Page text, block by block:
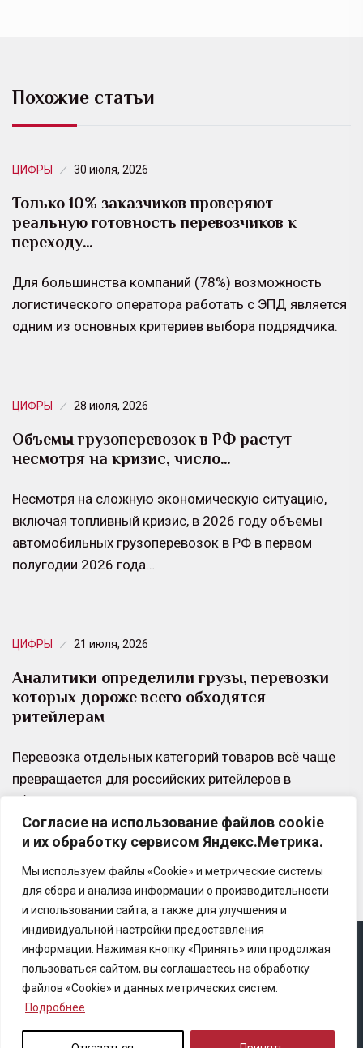
Согласие на использование файлов cookie
и их обработку сервисом Яндекс.Метрика.
Мы используем файлы «Cookie» и метрические системы
для сбора и анализа информации о производительности
и использовании сайта, а также для улучшения и
индивидуальной настройки предоставления
информации. Нажимая кнопку «Принять» или продолжая
пользоваться сайтом, вы соглашаетесь на обработку
файлов «Cookie» и данных метрических систем.
Подробнее
Похожие статьи
ЦИФРЫ 30 июля, 2026
Только 10% заказчиков проверяют
реальную готовность перевозчиков к
переходу…
Для большинства компаний (78%) возможность
логистического оператора работать с ЭПД является
одним из основных критериев выбора подрядчика.
ЦИФРЫ 28 июля, 2026
Объемы грузоперевозок в РФ растут
несмотря на кризис, число…
Несмотря на сложную экономическую ситуацию,
включая топливный кризис, в 2026 году объемы
автомобильных грузоперевозок в РФ в первом
полугодии 2026 года…
ЦИФРЫ 21 июля, 2026
Аналитики определили грузы, перевозки
которых дороже всего обходятся
ритейлерам
Перевозка отдельных категорий товаров всё чаще
превращается для российских ритейлеров в
убыточное направление: логистические затраты,
повреждения и потери «съедают» значительную
часть…
Copyright © 2025 Ассоциация «Некоммерческого
партнерство содействия развитию страхового рынка
«Центр страховой безопасности»
Правила републикации